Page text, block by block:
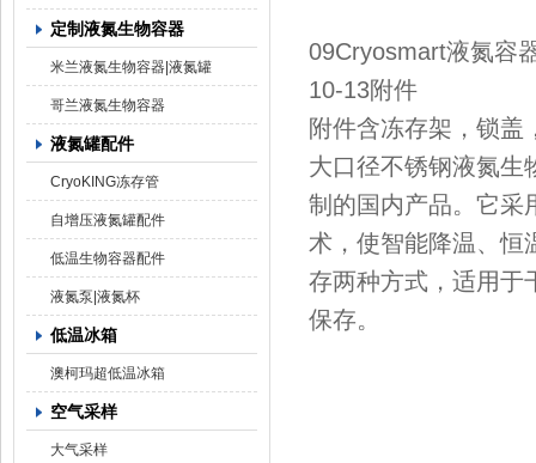
定制液氮生物容器
米兰液氮生物容器|液氮罐
哥兰液氮生物容器
液氮罐配件
CryoKING冻存管
自增压液氮罐配件
低温生物容器配件
液氮泵|液氮杯
低温冰箱
澳柯玛超低温冰箱
空气采样
大气采样
09Cryosmart液氮容
10-13附件
附件含冻存架，锁盖
大口径不锈钢液氮生
制的国内产品。它采
术，使智能降温、恒
存两种方式，适用于
保存。